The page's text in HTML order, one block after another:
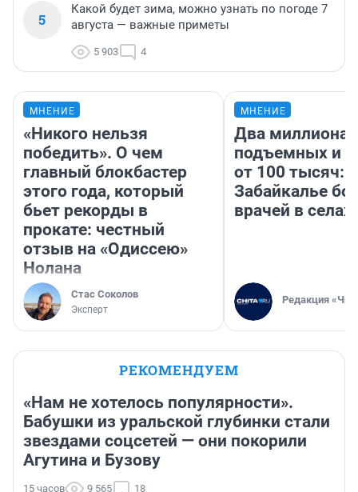
5
Какой будет зима, можно узнать по погоде 7
августа — важные приметы
5 903 4
МНЕНИЕ
«Никого нельзя
победить». О чем
главный блокбастер
этого года, который
бьет рекорды в
прокате: честный
отзыв на «Одиссею»
Нолана
Стас Соколов
Эксперт
МНЕНИЕ
Два миллиона
подъемных и
от 100 тысяч:
Забайкалье
врачей в селах
Редакция
РЕКОМЕНДУЕМ
«Нам не хотелось популярности».
Бабушки из уральской глубинки стали
звездами соцсетей — они покорили
Агутина и Бузову
15 часов 9 565 18